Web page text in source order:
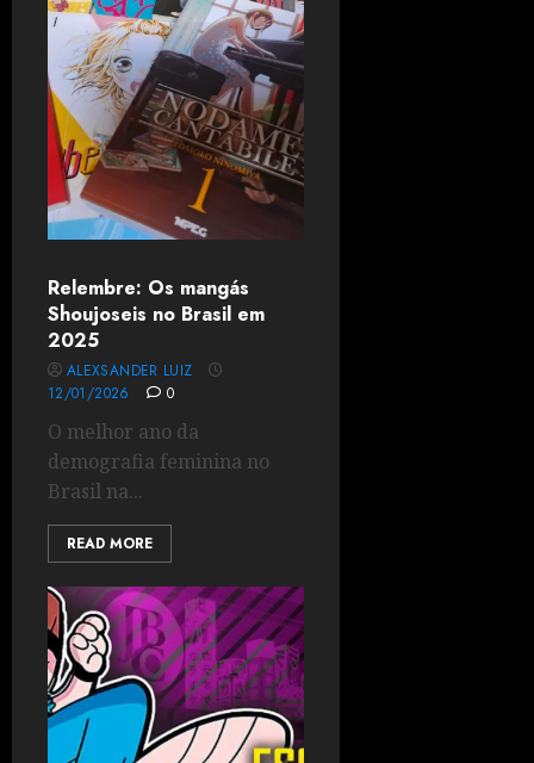
Relembre: Os mangás
Shoujoseis no Brasil em
2025
ALEXSANDER LUIZ
12/01/2026
0
O melhor ano da
demografia feminina no
Brasil na...
READ MORE